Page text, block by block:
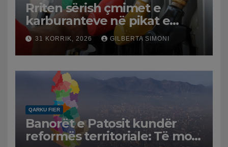
Rriten sërish çmimet e
karburanteve në pikat e
karburanteve në Lushnjë.
Tensionet në Lindjen e
Mesme shtrenjtojnë naftën
dhe benzinën në vend
31 KORRIK, 2026 GILBERTA SIMONI
QARKU FIER
Banorët e Patosit kundër
reformës territoriale: Të mos